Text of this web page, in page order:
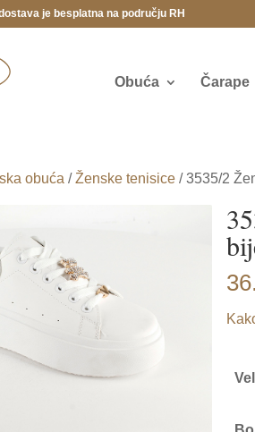
je besplatna na području RH
Obuća Čarape
obuća /Ženske tenisice / 3535/2